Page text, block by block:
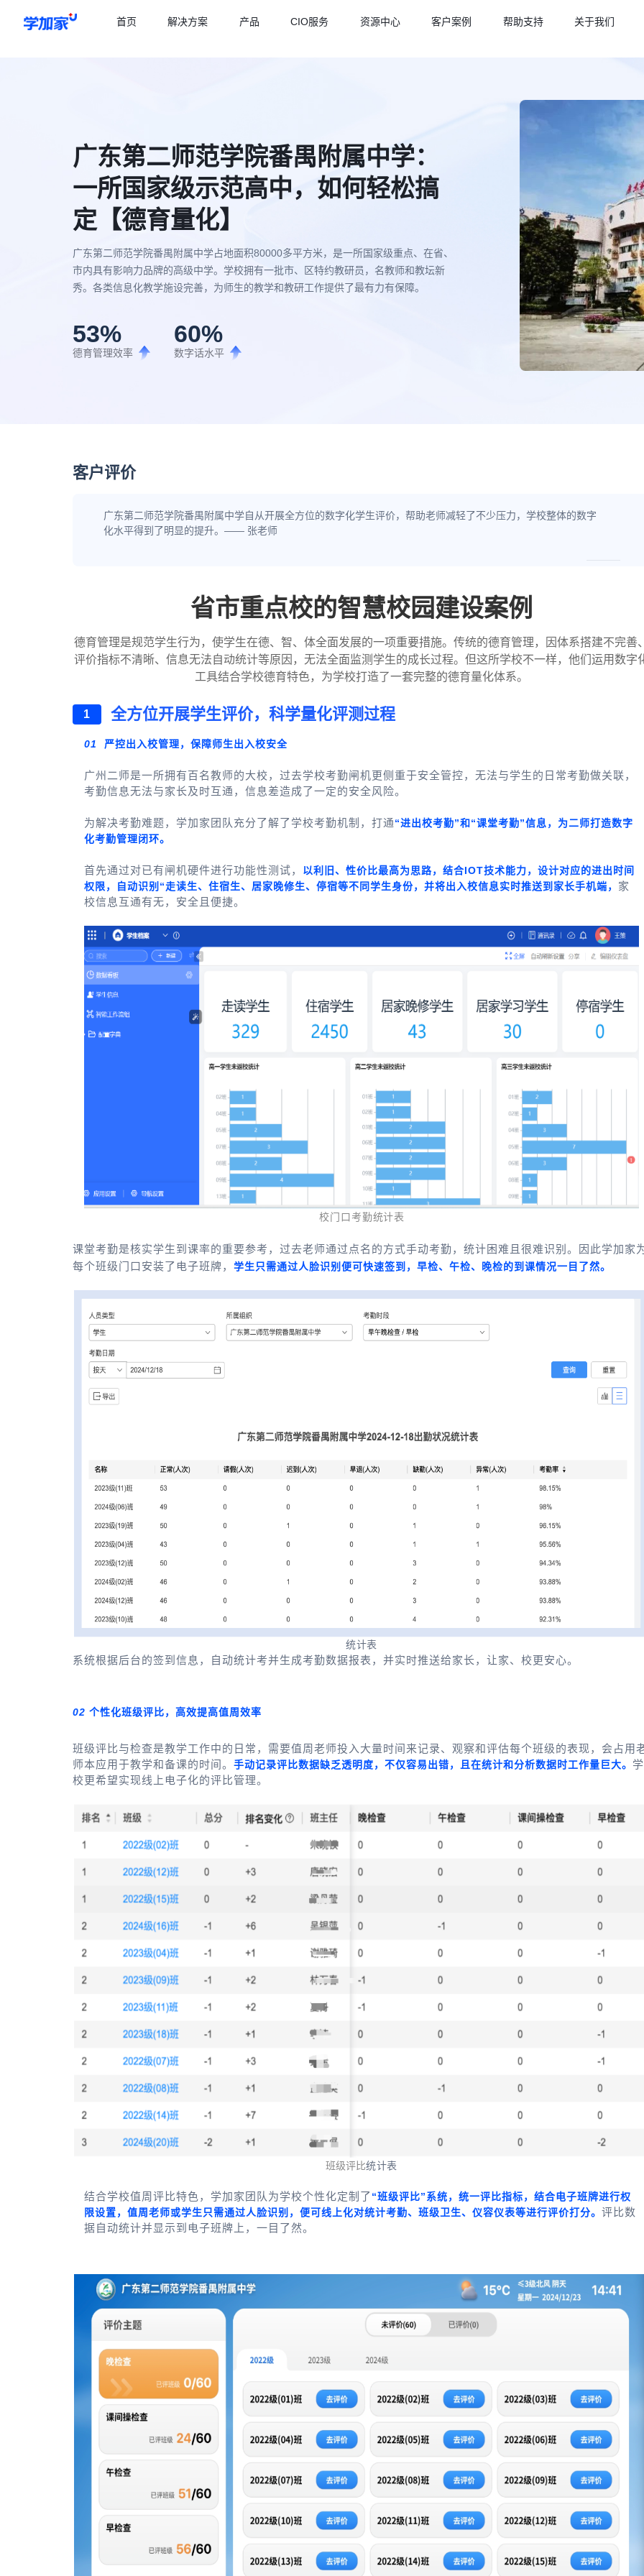
首页 解决方案 产品 CIO服务 资源中心 客户案例 帮助支持 关于我们
广东第二师范学院番禺附属中学：
一所国家级示范高中，如何轻松搞
定【德育量化】
广东第二师范学院番禺附属中学占地面积80000多平方米，是一所国家级重点、在省、
市内具有影响力品牌的高级中学。学校拥有一批市、区特约教研员，名教师和教坛新
秀。各类信息化教学施设完善，为师生的教学和教研工作提供了最有力有保障。
53%
德育管理效率
60%
数字话水平
客户评价
广东第二师范学院番禺附属中学自从开展全方位的数字化学生评价，帮助老师减轻了不少压力，学校整体的数字
化水平得到了明显的提升。—— 张老师
省市重点校的智慧校园建设案例
德育管理是规范学生行为，使学生在德、智、体全面发展的一项重要措施。传统的德育管理，因体系搭建不完善
评价指标不清晰、信息无法自动统计等原因，无法全面监测学生的成长过程。但这所学校不一样，他们运用数字
工具结合学校德育特色，为学校打造了一套完整的德育量化体系。
1 全方位开展学生评价，科学量化评测过程
01 严控出入校管理，保障师生出入校安全
广州二师是一所拥有百名教师的大校，过去学校考勤闸机更侧重于安全管控，无法与学生的日常考勤做关联，
考勤信息无法与家长及时互通，信息差造成了一定的安全风险。
为解决考勤难题，学加家团队充分了解了学校考勤机制，打通“进出校考勤”和“课堂考勤”信息，为二师打造数字
化考勤管理闭环。
首先通过对已有闸机硬件进行功能性测试，
以利旧、性价比最高为思路，结合IOT技术能力，设计对应的进出时间
权限，自动识别“走读生、住宿生、居家晚修生、停宿等不同学生身份，并将出入校信息实时推送到家长手机端， 家
校信息互通有无，安全且便捷。
校门口考勤统计表
课堂考勤是核实学生到课率的重要参考，过去老师通过点名的方式手动考勤，统计困难且很难识别。因此学加家
每个班级门口安装了电子班牌， 学生只需通过人脸识别便可快速签到，早检、午检、晚检的到课情况一目了然。
统计表
系统根据后台的签到信息，自动统计考并生成考勤数据报表，并实时推送给家长，让家、校更安心。
02 个性化班级评比，高效提高值周效率
班级评比与检查是教学工作中的日常，需要值周老师投入大量时间来记录、观察和评估每个班级的表现，会占用
师本应用于教学和备课的时间。 手动记录评比数据缺乏透明度，不仅容易出错，且在统计和分析数据时工作量巨大。 学
校更希望实现线上电子化的评比管理。
班级评比统计表
结合学校值周评比特色，学加家团队为学校个性化定制了 “班级评比”系统，统一评比指标，结合电子班牌进行权
限设置，值周老师或学生只需通过人脸识别，便可线上化对统计考勤、班级卫生、仪容仪表等进行评价打分。 评比数
据自动统计并显示到电子班牌上，一目了然。